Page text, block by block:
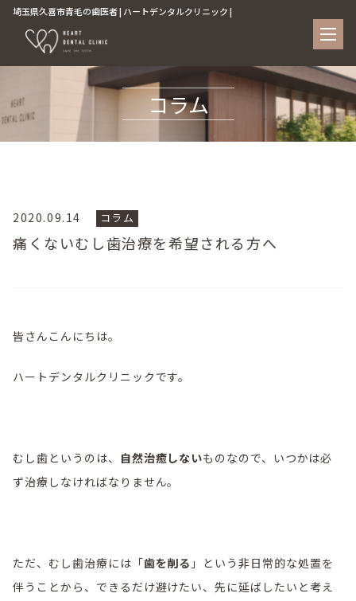
埼玉県久喜市青毛の歯医者 | ハートデンタルクリニック |
コラム
2020.09.14 コラム
痛くないむし歯治療を希望される方へ
皆さんこんにちは。
ハートデンタルクリニックです。
むし歯というのは、 自然治癒しないものなので、いつかは必
ず治療しなければなりません。
ただ、むし歯治療には「歯を削る 」という非日常的な処置を
伴うことから、できるだけ避けたい、先に延ばしたいと考え